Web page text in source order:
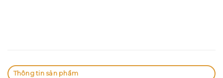
Thông tin sản phẩm